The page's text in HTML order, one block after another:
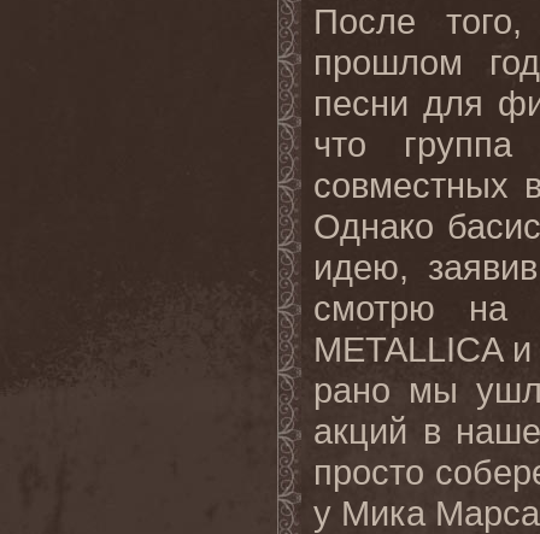
После
прошлом
песни для
что группа
совместных
Однако
идею,
смотрю на
METALLICAи
рано мы
акций в
просто
у Мика